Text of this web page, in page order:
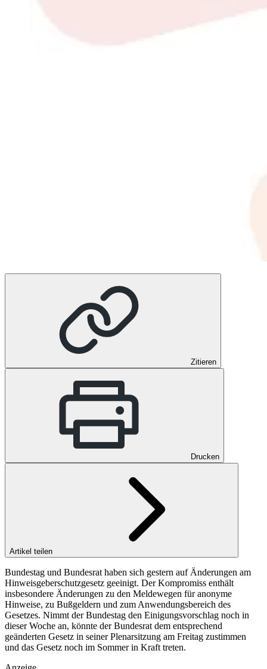
Zitieren
Drucken
Artikel teilen
Bundestag und Bundesrat haben sich gestern auf Änderungen am
Hinweisgeberschutzgesetz geeinigt. Der Kompromiss enthält
insbesondere Änderungen zu den Meldewegen für anonyme
Hinweise, zu Bußgeldern und zum Anwendungsbereich des
Gesetzes. Nimmt der Bundestag den Einigungsvorschlag noch in
dieser Woche an, könnte der Bundesrat dem entsprechend
geänderten Gesetz in seiner Plenarsitzung am Freitag zustimmen
und das Gesetz noch im Sommer in Kraft treten.